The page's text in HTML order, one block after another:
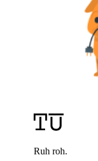
Ruh roh.